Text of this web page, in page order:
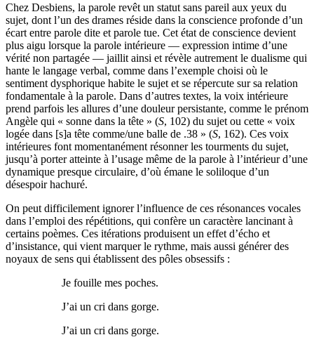
Chez Desbiens, la parole revêt un statut sans pareil aux yeux du
sujet, dont l’un des drames réside dans la conscience profonde d’un
écart entre parole dite et parole tue. Cet état de conscience devient
plus aigu lorsque la parole intérieure — expression intime d’une
vérité non partagée — jaillit ainsi et révèle autrement le dualisme qui
hante le langage verbal, comme dans l’exemple choisi où le
sentiment dysphorique habite le sujet et se répercute sur sa relation
fondamentale à la parole. Dans d’autres textes, la voix intérieure
prend parfois les allures d’une douleur persistante, comme le prénom
Angèle qui « sonne dans la tête » (S, 102) du sujet ou cette « voix
logée dans [s]a tête comme/une balle de .38 » (S, 162). Ces voix
intérieures font momentanément résonner les tourments du sujet,
jusqu’à porter atteinte à l’usage même de la parole à l’intérieur d’une
dynamique presque circulaire, d’où émane le soliloque d’un
désespoir hachuré.
On peut difficilement ignorer l’influence de ces résonances vocales
dans l’emploi des répétitions, qui confère un caractère lancinant à
certains poèmes. Ces itérations produisent un effet d’écho et
d’insistance, qui vient marquer le rythme, mais aussi générer des
noyaux de sens qui établissent des pôles obsessifs :
Je fouille mes poches.
J’ai un cri dans gorge.
J’ai un cri dans gorge.